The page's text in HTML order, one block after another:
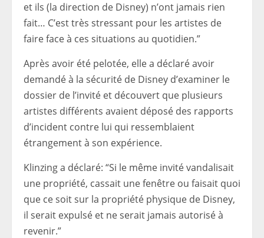
et ils (la direction de Disney) n’ont jamais rien
fait… C’est très stressant pour les artistes de
faire face à ces situations au quotidien.”
Après avoir été pelotée, elle a déclaré avoir
demandé à la sécurité de Disney d’examiner le
dossier de l’invité et découvert que plusieurs
artistes différents avaient déposé des rapports
d’incident contre lui qui ressemblaient
étrangement à son expérience.
Klinzing a déclaré: “Si le même invité vandalisait
une propriété, cassait une fenêtre ou faisait quoi
que ce soit sur la propriété physique de Disney,
il serait expulsé et ne serait jamais autorisé à
revenir.”